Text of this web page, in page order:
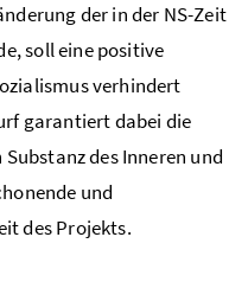
der in der NS-Zeit
soll eine positive
verhindert
garantiert dabei die
des Inneren und
und
des Projekts.